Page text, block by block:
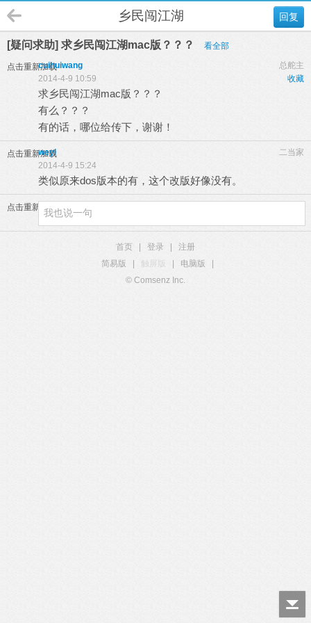
回复
乡民闯江湖
[疑问求助] 求乡民闯江湖mac版？？？ 看全部
点击重新加载 总舵主
cuihuiwang
收藏
2014-4-9 10:59
求乡民闯江湖mac版？？？
有么？？？
有的话，哪位给传下，谢谢！
点击重新加载 二当家
weyl
2014-4-9 15:24
类似原来dos版本的有，这个改版好像没有。
点击重新加载
首页 登录
注册
简易版
触屏版 电脑版
© Comsenz Inc.